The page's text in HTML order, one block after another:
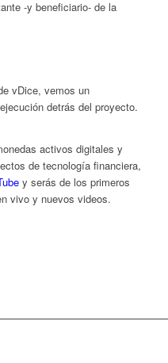
-y beneficiario- de la
vDice, vemos un
detrás del proyecto.
activos digitales y
de tecnología financiera,
y serás de los primeros
vivo y nuevos videos.